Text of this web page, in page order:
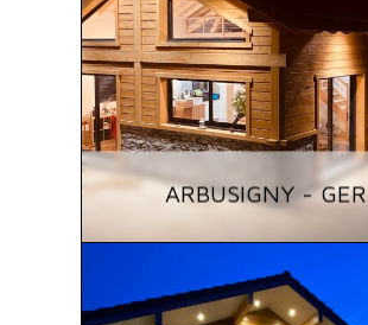
ARBUSIGNY - GER